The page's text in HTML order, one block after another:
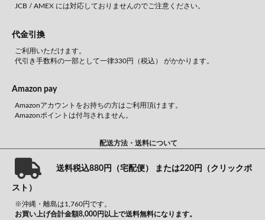
JCB / AMEX には対応しておりませんのでご注意ください。
代金引換
ご利用いただけます。
代引き手数料の一部として一律330円（税込） がかかります。
Amazon pay
Amazonアカウントをお持ちの方はご利用頂けます。
Amazonポイントは付与されません。
配送方法・送料について
送料税込880円（宅配便） または220円（クリックポ
スト）
※沖縄・離島は1,760円です。
お買い上げ合計金額8,000円以上で送料無料になります。